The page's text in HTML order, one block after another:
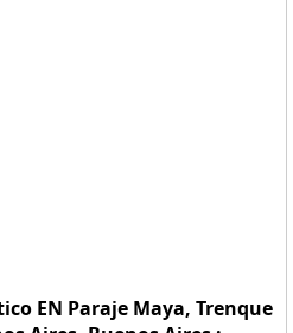
EN Paraje Maya, Trenque